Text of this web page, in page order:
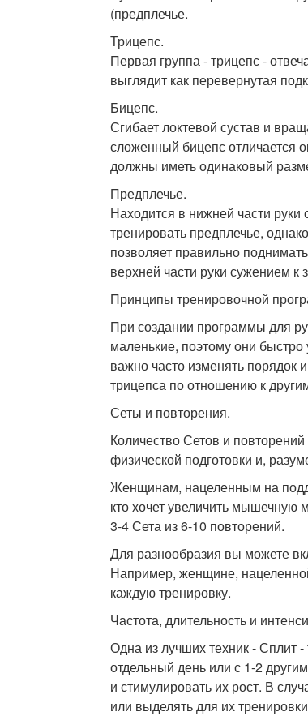
(предплечье.
Трицепс.
Первая группа - трицепс -
выглядит как перевернутая
Бицепс.
Сгибает локтевой сустав и
сложенный бицепс отличается
должны иметь одинаковый
Предплечье.
Находится в нижней части
тренировать предплечье,
позволяет правильно
верхней части руки сужением к
Принципы тренировочной
При создании программы для
маленькие, поэтому они
важно часто изменять порядок
трицепса по отношению к
Сеты и повторения.
Количество Сетов и
физической подготовки и,
Женщинам, нацеленным на
кто хочет увеличить мышечную
3-4 Сета из 6-10 повторений.
Для разнообразия вы можете
Например, женщине,
каждую тренировку.
Частота, длительность и
Одна из лучших техник - Сплит
отдельный день или с 1-2
и стимулировать их рост. В
или выделять для их